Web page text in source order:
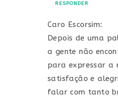
RESPONDER
Caro Escorsim:
Depois de uma
a gente não
para expressar a
satisfação e
falar com tanto